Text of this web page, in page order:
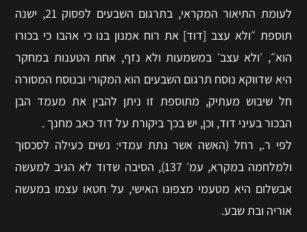
לעומת התיאור המקראי, בתרגום השבעים לפסוק 21, ישנה
תוספת ״ולא עצב [דוד] את רוח אמנון בנו כי אהבו כי בכורו
הוא״, ׳ולא עצב׳ במשמעות ולא נזף, אחת הטענות במחקר
היא שדווקא נוסח תרגום השבעים הוא המקורי ובנוסח המסורה
חל שיבוש מעתיק, מתוספת זו ניתן להבין את מעמד הבן
הבכור בעיני דוד, וכן, יש בכך ביקורת על דוד כאב מחנך .
לפי ר., רחל (האשה אשר נתת עמדי: נשים כעילה לסכסוך
ולמלחמה במקרא, עמ׳ 137), הסיבה שדוד לא הגיב למעשה
אבשלום היא מטעמי מצפונו האישי, על חטאו עצמו במעשה
אוריה ובת שבע.